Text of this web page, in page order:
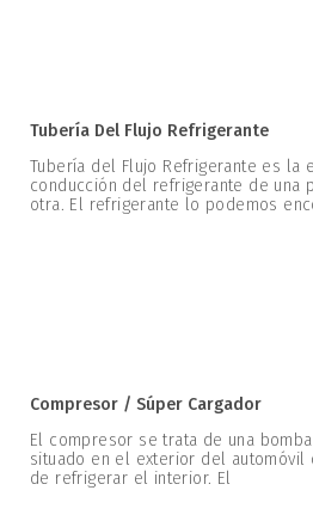
Tubería Del Flujo Refrigerante
Tubería del Flujo Refrigerante es la
conducción del refrigerante de una
otra. El refrigerante lo podemos
Compresor / Súper Cargador
El compresor se trata de una
situado en el exterior del automóvil
de refrigerar el interior. El